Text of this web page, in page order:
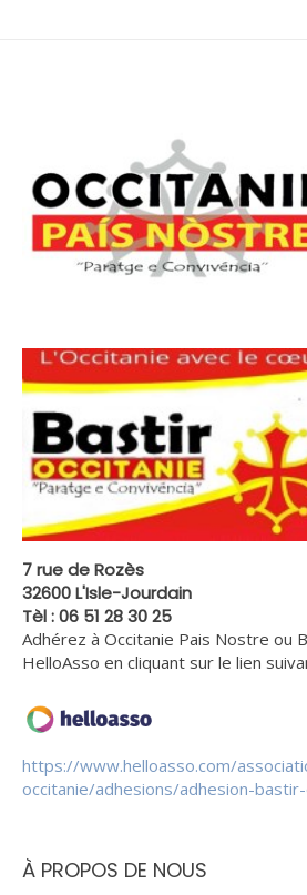
7 rue de Rozès
32600 L'Isle-Jourdain
Tèl : 06 51 28 30 25
Adhérez à Occitanie Pais Nostre ou
HelloAsso en cliquant sur le lien
https://www.helloasso.com/
occitanie/adhesions/adhesion-
À PROPOS DE NOUS